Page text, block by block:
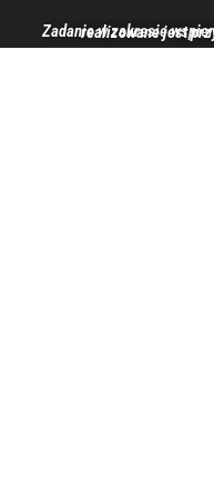
Zadanie w zakresie wspierania i